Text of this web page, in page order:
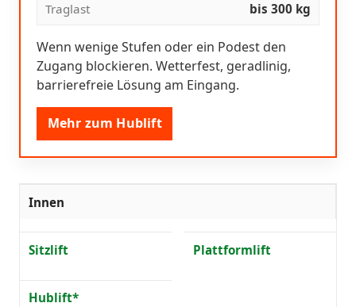
Traglast bis 300 kg
Wenn wenige Stufen oder ein Podest den
Zugang blockieren. Wetterfest, geradlinig,
barrierefreie Lösung am Eingang.
Mehr zum Hublift
Innen
Sitzlift Plattformlift
Hublift*